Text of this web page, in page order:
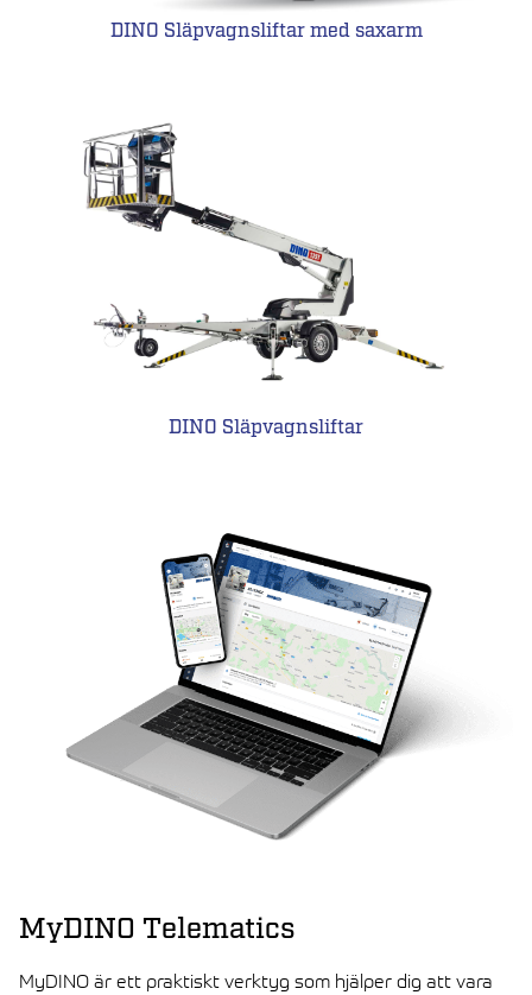
DINO Släpvagnsliftar med saxarm
DINO Släpvagnsliftar
MyDINO Telematics
MyDINO är ett praktiskt verktyg som hjälper dig att vara